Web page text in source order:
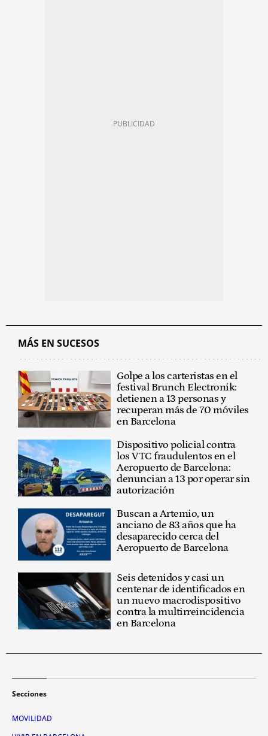
MÁS EN SUCESOS
Golpe a los carteristas en el
festival Brunch Electronik:
detienen a 13 personas y
recuperan más de 70 móviles
en Barcelona
Dispositivo policial contra
los VTC fraudulentos en el
Aeropuerto de Barcelona:
denuncian a 13 por operar sin
autorización
Buscan a Artemio, un
anciano de 83 años que ha
desaparecido cerca del
Aeropuerto de Barcelona
Seis detenidos y casi un
centenar de identificados en
un nuevo macrodispositivo
contra la multirreincidencia
en Barcelona
Secciones
MOVILIDAD